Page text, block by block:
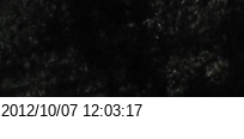
2012/10/07 12:03:17